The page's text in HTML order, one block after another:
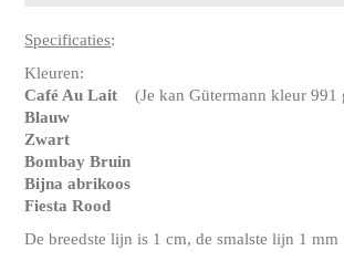
Specificaties:
Kleuren:
Café Au Lait (Je kan Gütermann kleur 991
Blauw
Zwart
Bombay Bruin
Bijna abrikoos
Fiesta Rood
De breedste lijn is 1 cm, de smalste lijn 1 mm